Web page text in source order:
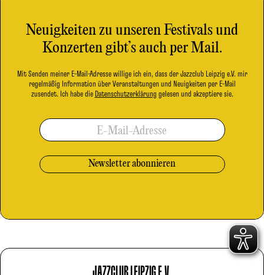
Neuigkeiten zu unseren Festivals und
Konzerten gibt’s auch per Mail.
Mit Senden meiner E-Mail-Adresse willige ich ein, dass der Jazzclub Leipzig e.V. mir
regelmäßig Information über Veranstaltungen und Neuigkeiten per E-Mail
zusendet. Ich habe die Datenschutzerklärung gelesen und akzeptiere sie.
E-Mail-Adresse